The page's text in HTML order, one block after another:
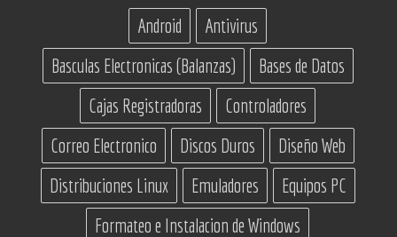
Android
Antivirus
Basculas Electronicas (Balanzas)
Bases de Datos
Cajas Registradoras
Controladores
Correo Electronico
Discos Duros
Diseño Web
Distribuciones Linux
Emuladores
Equipos PC
Formateo e Instalacion de Windows